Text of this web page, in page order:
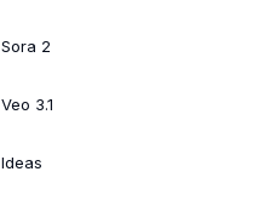
Sora 2
Veo 3.1
Ideas